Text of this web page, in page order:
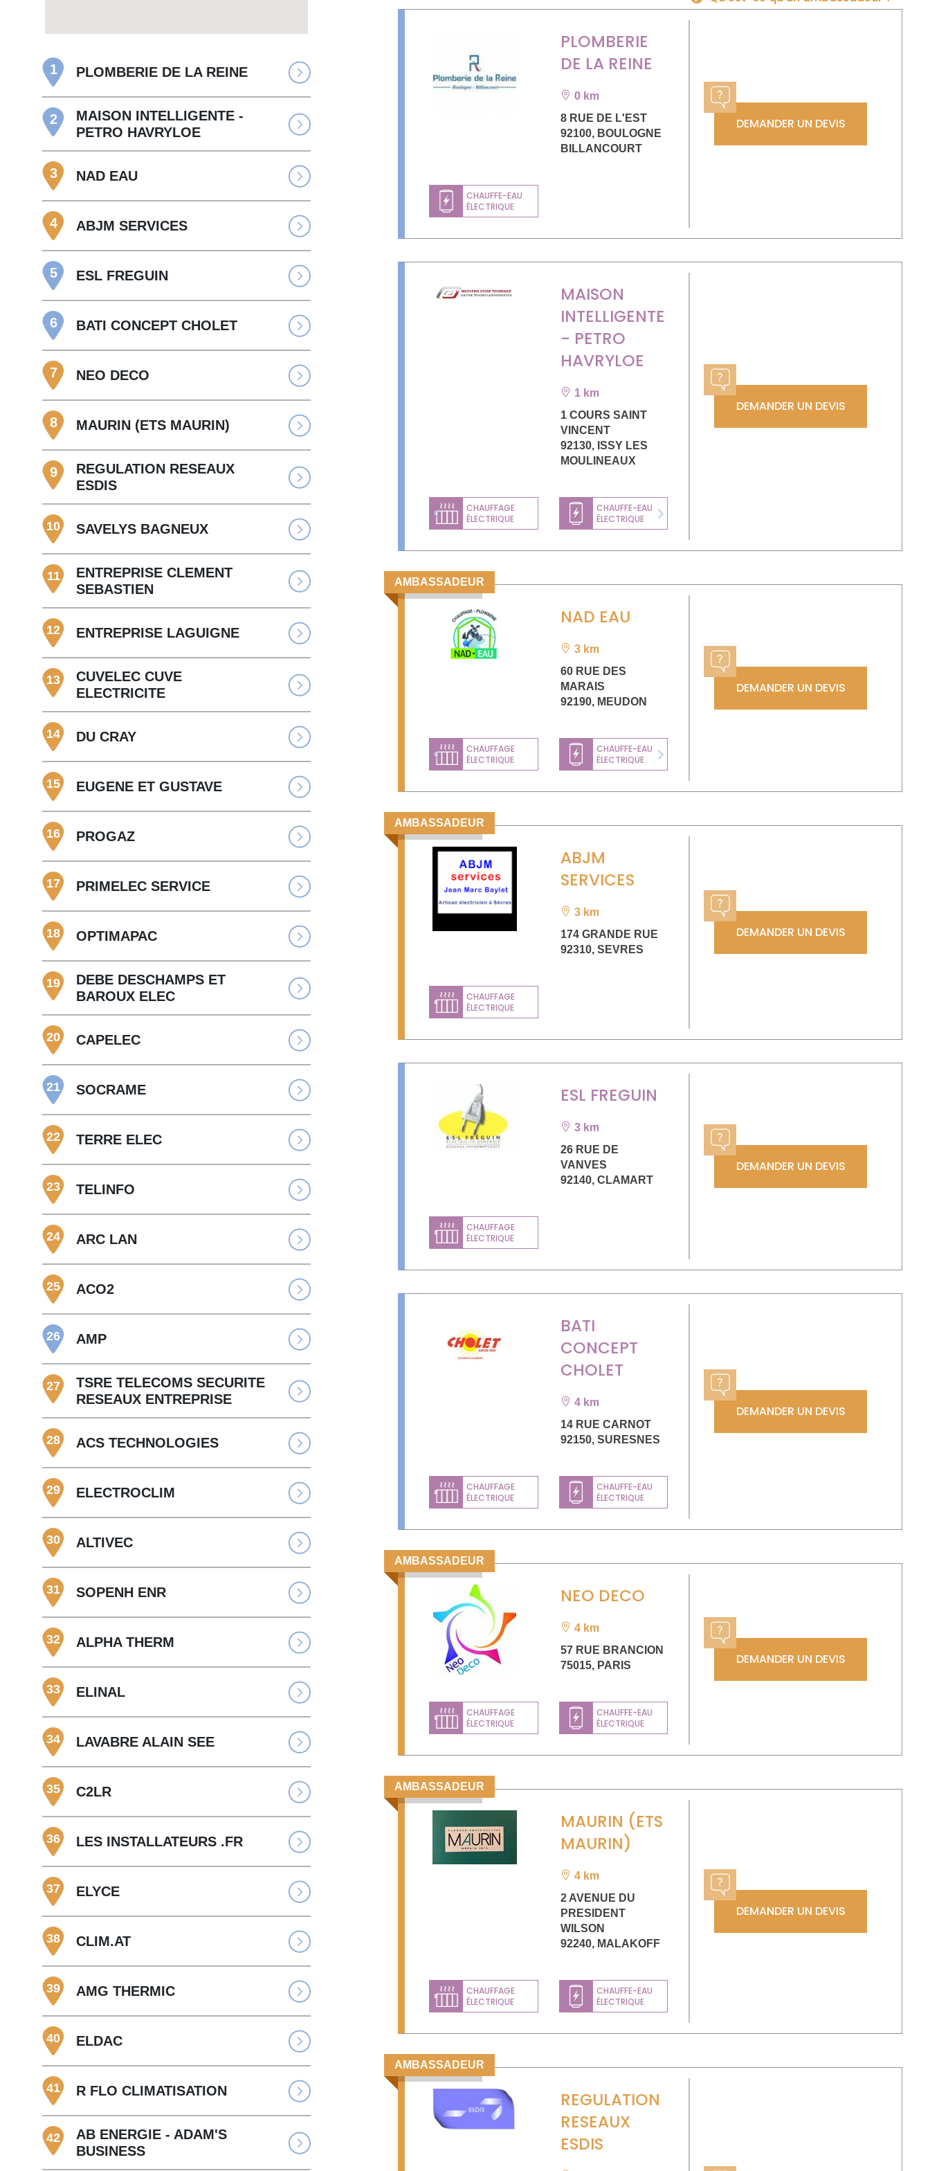
1 PLOMBERIE DE LA REINE
2
MAISON INTELLIGENTE -
PETRO HAVRYLOE
3 NAD EAU
4 ABJM SERVICES
5 ESL FREGUIN
6 BATI CONCEPT CHOLET
7 NEO DECO
8 MAURIN (ETS MAURIN)
9
REGULATION RESEAUX
ESDIS
10 SAVELYS BAGNEUX
11
ENTREPRISE CLEMENT
SEBASTIEN
12 ENTREPRISE LAGUIGNE
13
CUVELEC CUVE
ELECTRICITE
14 DU CRAY
15 EUGENE ET GUSTAVE
16 PROGAZ
17 PRIMELEC SERVICE
18 OPTIMAPAC
19
DEBE DESCHAMPS ET
BAROUX ELEC
20 CAPELEC
21 SOCRAME
22 TERRE ELEC
23 TELINFO
24 ARC LAN
25 ACO2
26 AMP
27
TSRE TELECOMS SECURITE
RESEAUX ENTREPRISE
28 ACS TECHNOLOGIES
29 ELECTROCLIM
30 ALTIVEC
31 SOPENH ENR
32 ALPHA THERM
33 ELINAL
34 LAVABRE ALAIN SEE
35 C2LR
36 LES INSTALLATEURS .FR
37 ELYCE
38 CLIM.AT
39 AMG THERMIC
40 ELDAC
41 R FLO CLIMATISATION
42
AB ENERGIE - ADAM'S
BUSINESS
PLOMBERIE
DE LA REINE
0 km
8 RUE DE L'EST
92100, BOULOGNE
BILLANCOURT
CHAUFFE-EAU
ÉLECTRIQUE
DEMANDER UN DEVIS
MAISON
INTELLIGENTE
- PETRO
HAVRYLOE
1 km
1 COURS SAINT
VINCENT
92130, ISSY LES
MOULINEAUX
CHAUFFAGE
ÉLECTRIQUE
CHAUFFE-EAU
ÉLECTRIQUE
Previous Next
DEMANDER UN DEVIS
AMBASSADEUR
NAD EAU
3 km
60 RUE DES
MARAIS
92190, MEUDON
CHAUFFAGE
ÉLECTRIQUE
CHAUFFE-EAU
ÉLECTRIQUE
Previous Next
DEMANDER UN DEVIS
AMBASSADEUR
ABJM
SERVICES
3 km
174 GRANDE RUE
92310,SEVRES
CHAUFFAGE
ÉLECTRIQUE
DEMANDER UN DEVIS
ESL FREGUIN
3 km
26 RUE DE
VANVES
92140,CLAMART
CHAUFFAGE
ÉLECTRIQUE
DEMANDER UN DEVIS
BATI
CONCEPT
CHOLET
4 km
14 RUE CARNOT
92150,SURESNES
CHAUFFAGE
ÉLECTRIQUE
CHAUFFE-EAU
ÉLECTRIQUE
DEMANDER UN DEVIS
AMBASSADEUR
NEO DECO
4 km
57 RUE BRANCION
75015, PARIS
CHAUFFAGE
ÉLECTRIQUE
CHAUFFE-EAU
ÉLECTRIQUE
DEMANDER UN DEVIS
AMBASSADEUR
MAURIN (ETS
MAURIN)
4 km
2 AVENUE DU
PRESIDENT
WILSON
92240, MALAKOFF
CHAUFFAGE
ÉLECTRIQUE
CHAUFFE-EAU
ÉLECTRIQUE
DEMANDER UN DEVIS
AMBASSADEUR
REGULATION
RESEAUX
ESDIS